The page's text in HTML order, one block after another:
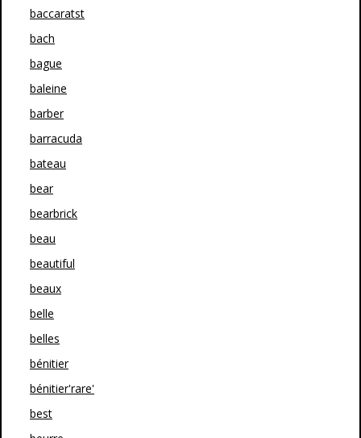
baccaratst
bach
bague
baleine
barber
barracuda
bateau
bear
bearbrick
beau
beautiful
beaux
belle
belles
bénitier
bénitier'rare'
best